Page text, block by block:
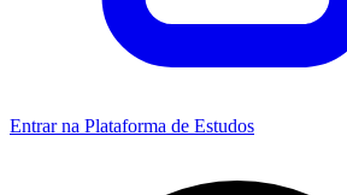
Entrar na Plataforma de Estudos